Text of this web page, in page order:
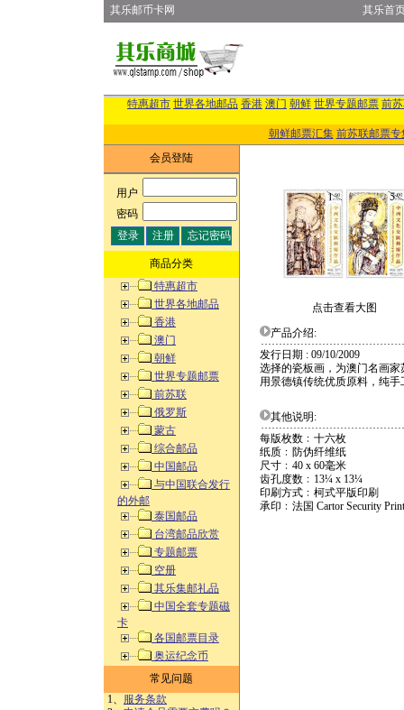
其乐邮币卡网 其乐首
特惠超市 世界各地邮品 香港 澳门 朝鲜 世界专题邮票 前
朝鲜邮票汇集 前苏联邮票专
会员登陆
用户:
密码:
商品分类
特惠超市
世界各地邮品
香港
澳门
朝鲜
世界专题邮票
前苏联
俄罗斯
蒙古
综合邮品
中国邮品
与中国联合发行
的外邮
泰国邮品
台湾邮品欣赏
专题邮票
空册
其乐集邮礼品
中国全套专题磁
卡
各国邮票目录
奥运纪念币
常见问题
1、 服务条款
点击查看大图
产品介绍:
发行日期 : 09/10/2009
选择的瓷板画，为澳门名画
用景德镇传统优质原料，纯
其他说明:
每版枚数﹕十六枚
纸质﹕防伪纤维纸
尺寸﹕40 x 60毫米
齿孔度数﹕13¼ x 13¼
印刷方式﹕柯式平版印刷
承印﹕法国 Cartor Security